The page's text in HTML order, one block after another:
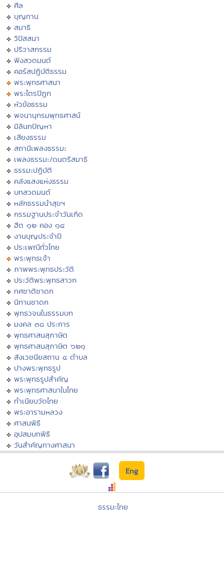
ศีล
บุญทาน
สมาธิ
วิปัสสนา
ปริวาสกรรม
ฟังสวดมนต์
คอร์สปฏิบัติธรรม
พระพุทธศาสนา
พระไตรปิฏก
หัวข้อธรรม
พจนานุกรมพุทธศาสน์
มิลินทปัญหา
เสียงธรรม
สถานีเพลงธรรมะ
เพลงธรรมะ/ดนตรีสมาธิ
ธรรมะปฏิบัติ
คลังแสงแห่งธรรม
บทสวดมนต์
หลักธรรมนำสุขฯ
กรรมฐานประจำวันเกิด
ฮีต ๑๒ คอง ๑๔
งานบุญประจำปี
ประเพณีทั่วไทย
พระพุทธเจ้า
ภาพพระพุทธประวัติ
ประวัติพระพุทธสาวก
ทศชาติชาดก
นิทานชาดก
พุทธวจนในธรรมบท
มงคล ๓๘ ประการ
พุทธศาสนสุภาษิต
พุทธศาสนสุภาษิต ๖๒๑
สังเวชนียสถาน ๔ ตำบล
ปางพระพุทธรูป
พระพุทธรูปสำคัญ
พระพุทธศาสนาในไทย
ทำเนียบวัดไทย
พระอารามหลวง
ศาสนพิธี
อุปสมบทพิธี
วันสำคัญทางศาสนา
Eng
ธรรมะไทย